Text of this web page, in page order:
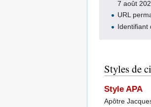
7 août
URL
Identifiant
Styles de
Style APA
Apôtre